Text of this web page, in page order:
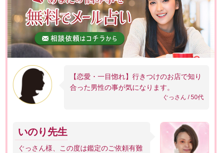
【恋愛・一目惚れ】行きつけのお店で知り
合った男性の事が気になります。
ぐっさん / 50代
いのり先生
ぐっさん様、この度は鑑定のご依頼有難